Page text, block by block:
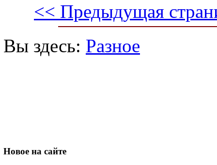
<< Предыдущая
Вы здесь: Разное
Новое на сайте